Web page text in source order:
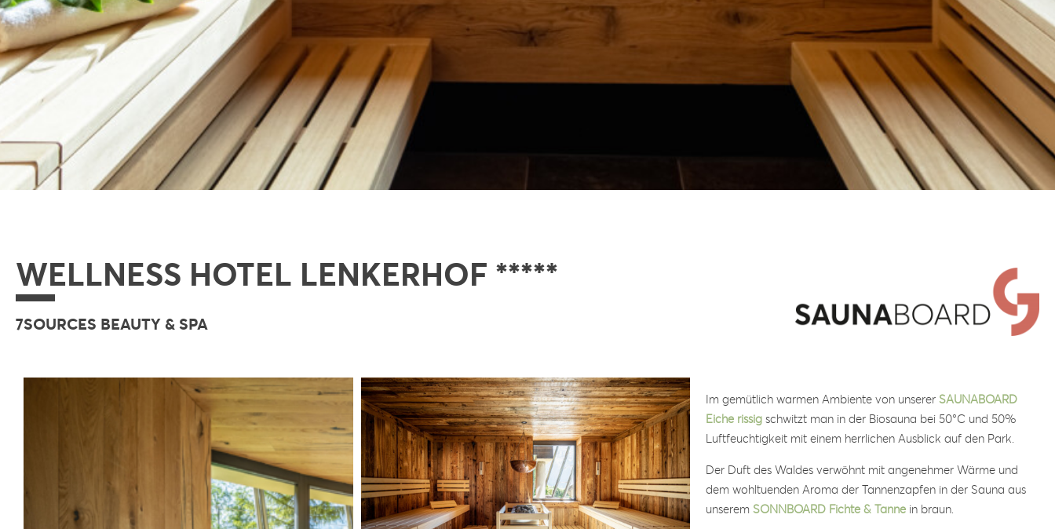
WELLNESS HOTEL LENKERHOF *****
7SOURCES BEAUTY & SPA
Im gemütlich warmen Ambiente von unserer SAUNABOARD
Eiche rissig schwitzt man in der Biosauna bei 50°C und 50%
Luftfeuchtigkeit mit einem herrlichen Ausblick auf den Park.
Der Duft des Waldes verwöhnt mit angenehmer Wärme und
dem wohltuenden Aroma der Tannenzapfen in der Sauna aus
unserem SONNBOARD Fichte & Tanne in braun.